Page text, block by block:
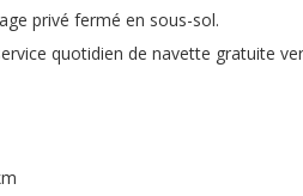
privé fermé en sous-sol.
quotidien de navette gratuite